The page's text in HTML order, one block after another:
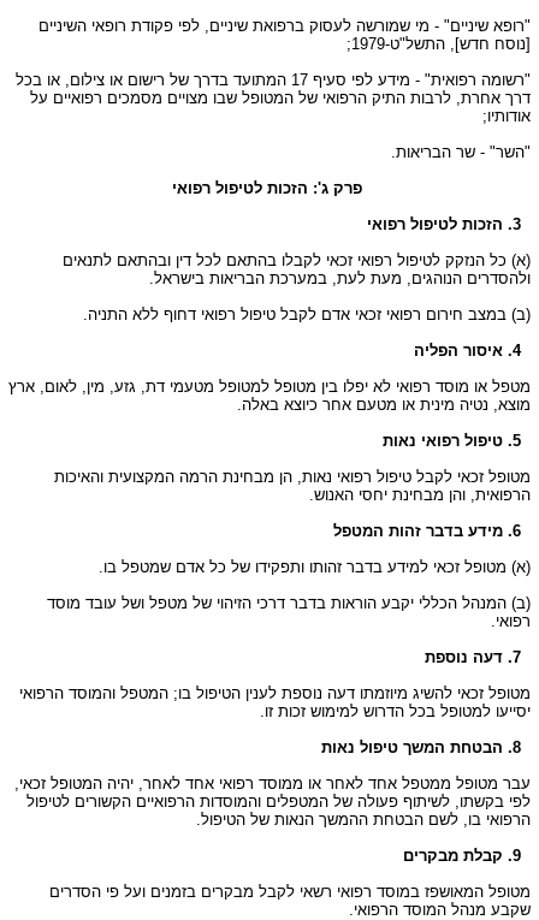
"רופא שיניים" - מי שמורשה לעסוק ברפואת שיניים, לפי פקודת רופאי השיניים
[נוסח חדש], התשל"ט-1979;
"רשומה רפואית" - מידע לפי סעיף 17 המתועד בדרך של רישום או צילום, או בכל
דרך אחרת, לרבות התיק הרפואי של המטופל שבו מצויים מסמכים רפואיים על
אודותיו;
"השר" - שר הבריאות.
פרק ג': הזכות לטיפול רפואי
(א) כל הנזקק לטיפול רפואי זכאי לקבלו בהתאם לכל דין ובהתאם לתנאים
ולהסדרים הנוהגים, מעת לעת, במערכת הבריאות בישראל.
(ב) במצב חירום רפואי זכאי אדם לקבל טיפול רפואי דחוף ללא התניה.
4. איסור הפליה
מטפל או מוסד רפואי לא יפלו בין מטופל למטופל מטעמי דת, גזע, מין, לאום, ארץ
מוצא, נטיה מינית או מטעם אחר כיוצא באלה.
מטופל זכאי לקבל טיפול רפואי נאות, הן מבחינת הרמה המקצועית והאיכות
הרפואית, והן מבחינת יחסי האנוש.
(א) מטופל זכאי למידע בדבר זהותו ותפקידו של כל אדם שמטפל בו.
(ב) המנהל הכללי יקבע הוראות בדבר דרכי הזיהוי של מטפל ושל עובד מוסד
רפואי.
מטופל זכאי להשיג מיוזמתו דעה נוספת לענין הטיפול בו; המטפל והמוסד הרפואי
יסייעו למטופל בכל הדרוש למימוש זכות זו.
עבר מטופל ממטפל אחד לאחר או ממוסד רפואי אחד לאחר, יהיה המטופל זכאי,
לפי בקשתו, לשיתוף פעולה של המטפלים והמוסדות הרפואיים הקשורים לטיפול
הרפואי בו, לשם הבטחת ההמשך הנאות של הטיפול.
מטופל המאושפז במוסד רפואי רשאי לקבל מבקרים בזמנים ועל פי הסדרים
שקבע מנהל המוסד הרפואי.